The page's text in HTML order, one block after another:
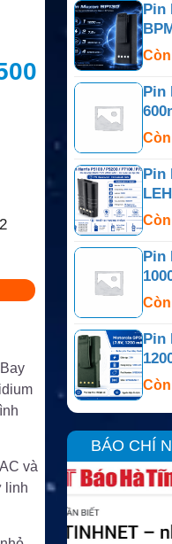
và
linh
Pin
Pin
Pin
Pin
Pin
BÁO CHÍ